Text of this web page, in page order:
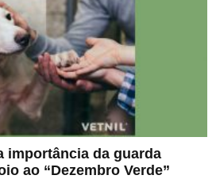
importância da guarda
ao “Dezembro Verde”